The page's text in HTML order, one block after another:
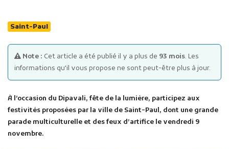
Marchés publics
Projets financés par l'Europe
Saint-Paul
Note : Cet article a été publié il y a plus de 93 mois. Les
informations qu'il vous propose ne sont peut-être plus à jour.
À l’occasion du Dipavali, fête de la lumière, participez aux
festivités proposées par la ville de Saint-Paul, dont une grande
parade multiculturelle et des feux d’artifice le vendredi 9
novembre.